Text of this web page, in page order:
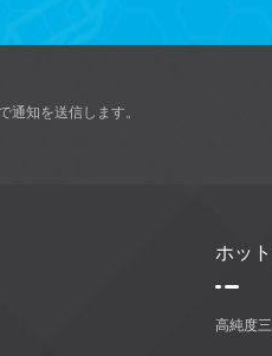
通知を送信します。
ホッ
高純度